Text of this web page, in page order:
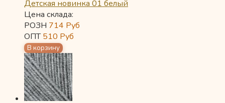
Детская новинка 01 белый
Цена склада:
РОЗН 714 Руб
ОПТ510 Руб